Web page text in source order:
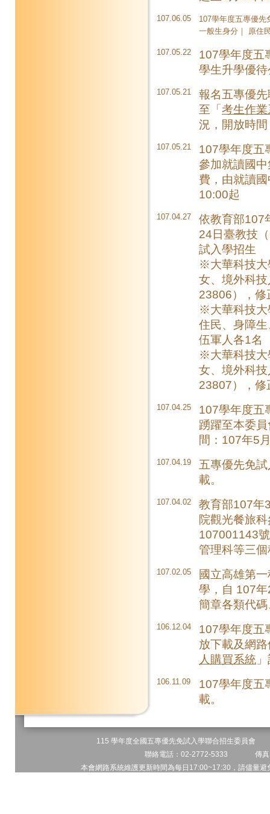
107.06.05
107學年度五專優
一般生身分 ｜ 原住
107.05.22
107學年度五
學生升學優
107.05.21
報名五專優
至「考生作
況，開放時
107.05.21
107學年度五
參加就讀國
費，由就讀
10:00起
107.04.27
依教育部107
24日臺教技
試入學招生
※大華科技大
女、境外科
23806），修
※大華科技大
住民、身障
伍軍人各1名
※大華科技大
女、境外科
23807），修
107.04.25
107學年度五
踴躍至本委
間：107年5
107.04.19
五專優先免
載。
107.04.02
教育部107年
院觀光餐旅
107001143
管理科等三
107.02.05
國立高雄第
學，自 107
簡章各類代
106.12.04
107學年度五
放下載及網
人購買系統
106.11.09
107學年度五
載。
115 學年度全國五專優先免試入學聯合招生委員會
聯絡電話：02-2772-5333 傳
本會網路系統維護更新時間為每日17:00~17:30，請儘量